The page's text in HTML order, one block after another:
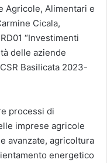
Agricole, Alimentari e
Cicala,
“Investimenti
delle aziende
Basilicata 2023-
processi di
imprese agricole
avanzate, agricoltura
energetico